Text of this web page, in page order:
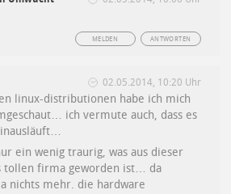
ANTWORTEN
MELDEN
02.05.2014, 10:20 Uhr
linux-distributionen habe ich mich
ich vermute auch, dass es
ein wenig traurig, was aus dieser
tollen firma geworden ist… da
nichts mehr. die hardware